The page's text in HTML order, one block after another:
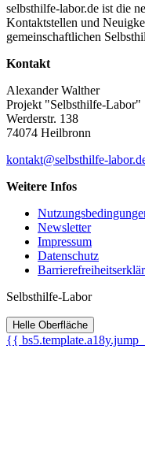
selbsthilfe-labor.de ist die
Kontaktstellen und
gemeinschaftlichen
Kontakt
Alexander Walther
Projekt "Selbsthilfe-Labor"
Werderstr. 138
74074 Heilbronn
kontakt@selbsthilfe-
Weitere Infos
Newsletter
Impressum
Datenschutz
Selbsthilfe-Labor
Helle Oberfläche
{{